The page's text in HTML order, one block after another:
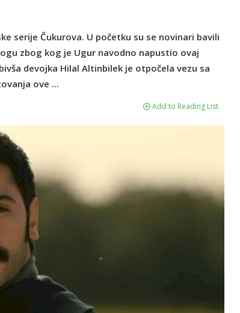
serije Čukurova. U početku su se novinari bavili
zbog kog je Ugur navodno napustio ovaj
devojka Hilal Altinbilek je otpočela vezu sa
ove ...
Add to Reading List